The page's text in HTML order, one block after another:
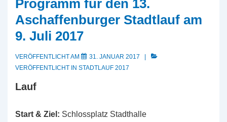
Programm für den 13.
Aschaffenburger Stadtlauf am
9. Juli 2017
VERÖFFENTLICHT AM
31. JANUAR 2017
VERÖFFENTLICHT IN STADTLAUF 2017
Lauf
Start & Ziel: Schlossplatz Stadthalle